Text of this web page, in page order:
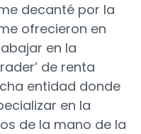
decanté por la
ofrecieron en
en la
de renta
entidad donde
en la
de la mano de la